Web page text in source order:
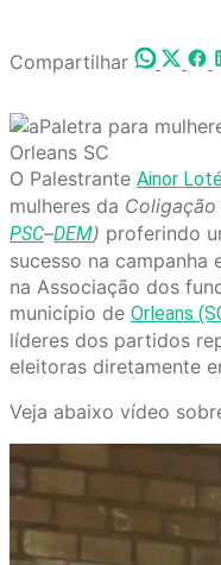
Compartilhar
O Palestrante Ainor
mulheres da
PSC–DEM) proferindo
sucesso na
na Associação dos
município de Orleans
líderes dos partidos
eleitoras diretamente
Veja abaixo vídeo